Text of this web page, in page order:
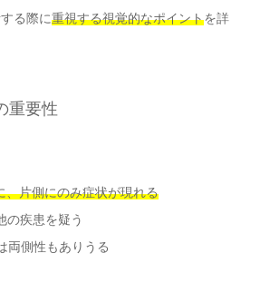
る際に重視する視覚的なポイントを詳
重要性
、片側にのみ症状が現れる
の疾患を疑う
両側性もありうる